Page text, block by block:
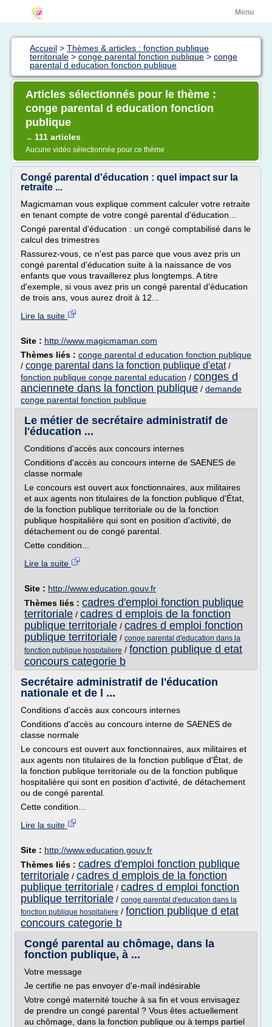
Menu
Accueil > Thèmes & articles : fonction publique
territoriale > conge parental fonction publique > conge
parental d education fonction publique
Articles sélectionnés pour le thème :
conge parental d education fonction
publique
→ 111 articles
Aucune vidéo sélectionnée pour ce thème
Congé parental d'éducation : quel impact sur la
retraite ...
Magicmaman vous explique comment calculer votre retraite
en tenant compte de votre congé parental d'éducation...
Congé parental d'éducation : un congé comptabilisé dans le
calcul des trimestres
Rassurez-vous, ce n'est pas parce que vous avez pris un
congé parental d'éducation suite à la naissance de vos
enfants que vous travaillerez plus longtemps. A titre
d'exemple, si vous avez pris un congé parental d'éducation
de trois ans, vous aurez droit à 12...
Lire la suite
Site : http://www.magicmaman.com
Thèmes liés : conge parental d education fonction publique
/ conge parental dans la fonction publique d'etat/
fonction publique conge parental education / conges d
anciennete dans la fonction publique / demande
conge parental fonction publique
Le métier de secrétaire administratif de
l'éducation ...
Conditions d'accès aux concours internes
Conditions d'accès au concours interne de SAENES de
classe normale
Le concours est ouvert aux fonctionnaires, aux militaires
et aux agents non titulaires de la fonction publique d'État,
de la fonction publique territoriale ou de la fonction
publique hospitalière qui sont en position d'activité, de
détachement ou de congé parental.
Cette condition...
Lire la suite
Site : http://www.education.gouv.fr
Thèmes liés : cadres d'emploi fonction publique
territoriale / cadres d emplois de la fonction
publique territoriale / cadres d emploi fonction
publique territoriale / conge parental d'education dans la
fonction publique hospitaliere / fonction publique d etat
concours categorie b
Secrétaire administratif de l'éducation
nationale et de l ...
Conditions d'accès aux concours internes
Conditions d'accès au concours interne de SAENES de
classe normale
Le concours est ouvert aux fonctionnaires, aux militaires et
aux agents non titulaires de la fonction publique d'État, de
la fonction publique territoriale ou de la fonction publique
hospitalière qui sont en position d'activité, de détachement
ou de congé parental.
Cette condition...
Lire la suite
Site : http://www.education.gouv.fr
Thèmes liés : cadres d'emploi fonction publique
territoriale / cadres d emplois de la fonction
publique territoriale / cadres d emploi fonction
publique territoriale / conge parental d'education dans la
fonction publique hospitaliere / fonction publique d etat
concours categorie b
Congé parental au chômage, dans la
fonction publique, à ...
Votre message
Je certifie ne pas envoyer d'e-mail indésirable
Votre congé maternité touche à sa fin et vous envisagez
de prendre un congé parental ? Vous êtes actuellement
au chômage, dans la fonction publique ou à temps partiel